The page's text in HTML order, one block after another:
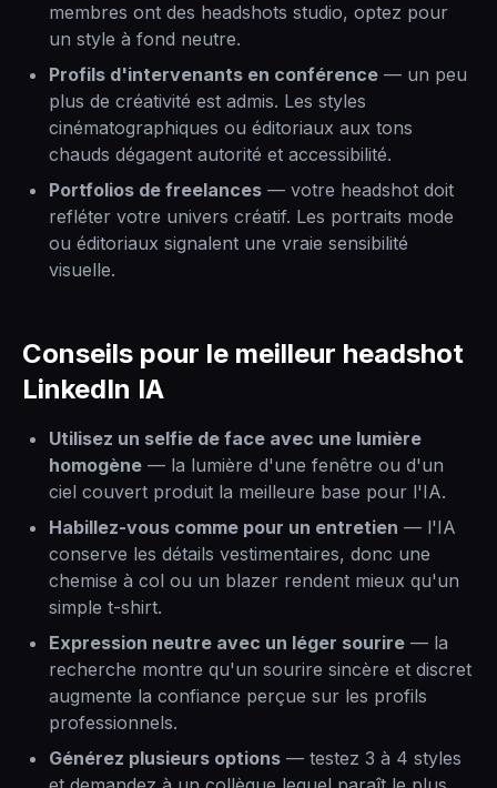
membres ont des headshots studio, optez pour
un style à fond neutre.
Profils d'intervenants en conférence — un peu
plus de créativité est admis. Les styles
cinématographiques ou éditoriaux aux tons
chauds dégagent autorité et accessibilité.
Portfolios de freelances — votre headshot doit
refléter votre univers créatif. Les portraits mode
ou éditoriaux signalent une vraie sensibilité
visuelle.
Conseils pour le meilleur headshot
LinkedIn IA
Utilisez un selfie de face avec une lumière
homogène — la lumière d'une fenêtre ou d'un
ciel couvert produit la meilleure base pour l'IA.
Habillez-vous comme pour un entretien — l'IA
conserve les détails vestimentaires, donc une
chemise à col ou un blazer rendent mieux qu'un
simple t-shirt.
Expression neutre avec un léger sourire — la
recherche montre qu'un sourire sincère et discret
augmente la confiance perçue sur les profils
professionnels.
Générez plusieurs options — testez 3 à 4 styles